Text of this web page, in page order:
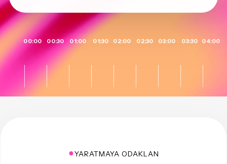
00:00 00:30 01:00 01:30 02:00 02:30 03:00 03:30 04:00
●YARATMAYA ODAKLAN